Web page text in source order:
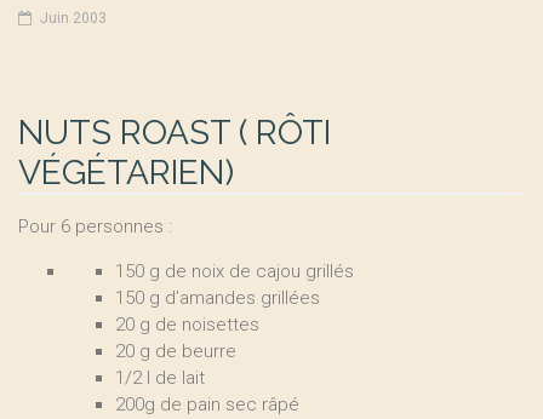
Juin 2003
NUTS ROAST ( RÔTI
VÉGÉTARIEN)
Pour 6 personnes :
150 g de noix de cajou grillés
150 g d’amandes grillées
20 g de noisettes
20 g de beurre
1/2 l de lait
200g de pain sec râpé